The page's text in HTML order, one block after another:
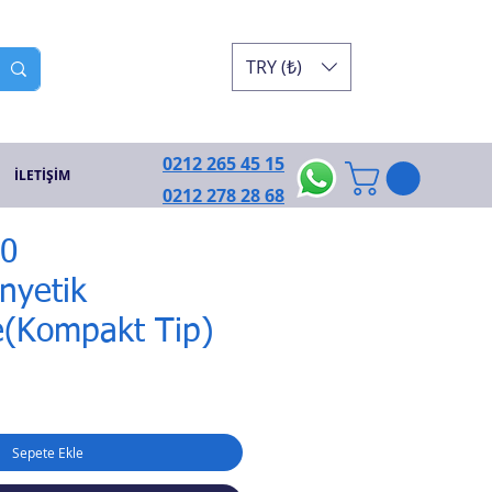
TRY (₺)
İLETİŞİM
0212 265 45 15
0212 278 28 68
Tip)
Sepete Ekle